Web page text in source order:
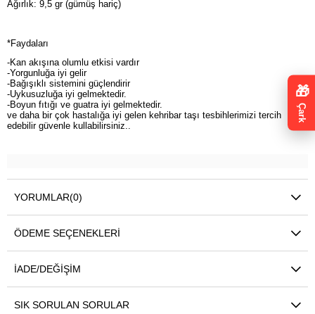
Ağırlık: 9,5 gr (gümüş hariç)
*Faydaları
-Kan akışına olumlu etkisi vardır
-Yorgunluğa iyi gelir
-Bağışıklı sistemini güçlendirir
-Uykusuzluğa iyi gelmektedir.
-Boyun fıtığı ve guatra iyi gelmektedir.
ve daha bir çok hastalığa iyi gelen kehribar taşı tesbihlerimizi tercih
edebilir güvenle kullabilirsiniz..
YORUMLAR(0)
ÖDEME SEÇENEKLERI
İADE/DEĞIŞIM
SIK SORULAN SORULAR
🎁
Çark